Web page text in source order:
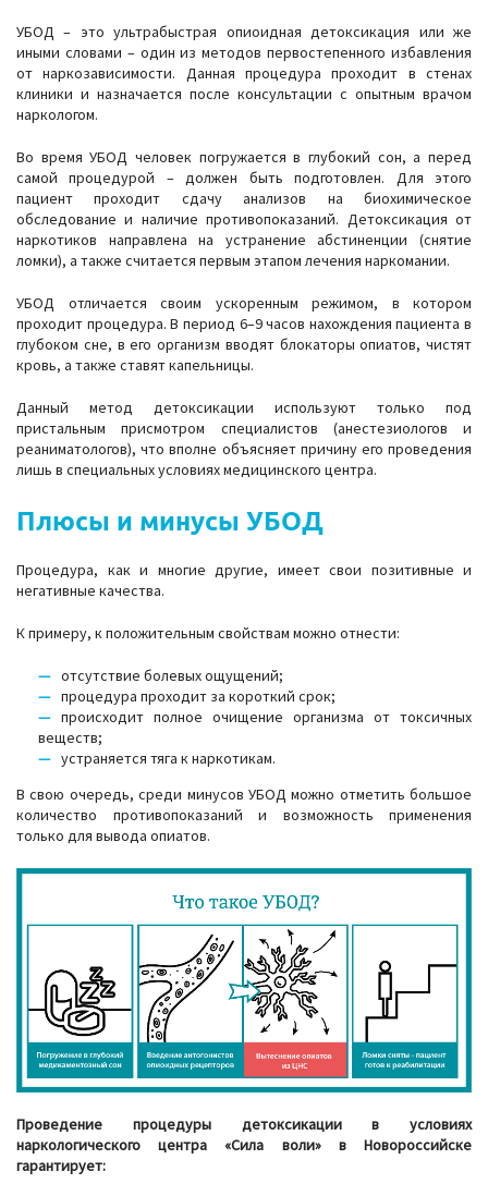
УБОД – это ультрабыстрая опиоидная детоксикация или же
иными словами – один из методов первостепенного избавления
от наркозависимости. Данная процедура проходит в стенах
клиники и назначается после консультации с опытным врачом
наркологом.
Во время УБОД человек погружается в глубокий сон, а перед
самой процедурой – должен быть подготовлен. Для этого
пациент проходит сдачу анализов на биохимическое
обследование и наличие противопоказаний. Детоксикация от
наркотиков направлена на устранение абстиненции (снятие
ломки), а также считается первым этапом лечения наркомании.
УБОД отличается своим ускоренным режимом, в котором
проходит процедура. В период 6–9 часов нахождения пациента в
глубоком сне, в его организм вводят блокаторы опиатов, чистят
кровь, а также ставят капельницы.
Данный метод детоксикации используют только под
пристальным присмотром специалистов (анестезиологов и
реаниматологов), что вполне объясняет причину его проведения
лишь в специальных условиях медицинского центра.
Плюсы и минусы УБОД
Процедура, как и многие другие, имеет свои позитивные и
негативные качества.
К примеру, к положительным свойствам можно отнести:
отсутствие болевых ощущений;
процедура проходит за короткий срок;
происходит полное очищение организма от токсичных
веществ;
устраняется тяга к наркотикам.
В свою очередь, среди минусов УБОД можно отметить большое
количество противопоказаний и возможность применения
только для вывода опиатов.
Проведение процедуры детоксикации в условиях
наркологического центра «Сила воли» в Новороссийске
гарантирует: